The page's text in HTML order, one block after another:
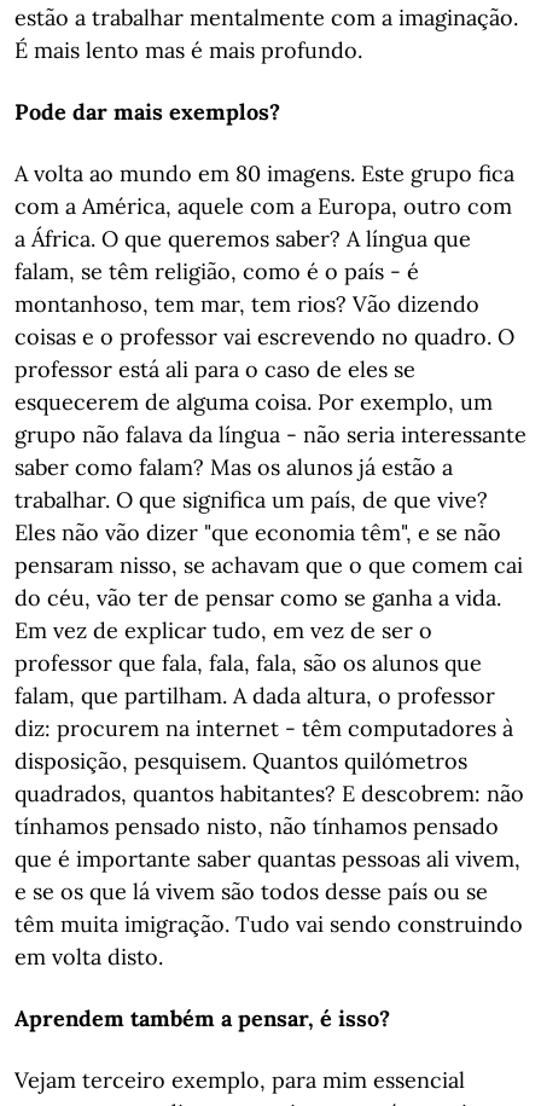
estão a trabalhar mentalmente com a imaginação.
É mais lento mas é mais profundo.
Pode dar mais exemplos?
A volta ao mundo em 80 imagens. Este grupo fica
com a América, aquele com a Europa, outro com
a África. O que queremos saber? A língua que
falam, se têm religião, como é o país - é
montanhoso, tem mar, tem rios? Vão dizendo
coisas e o professor vai escrevendo no quadro. O
professor está ali para o caso de eles se
esquecerem de alguma coisa. Por exemplo, um
grupo não falava da língua - não seria interessante
saber como falam? Mas os alunos já estão a
trabalhar. O que significa um país, de que vive?
Eles não vão dizer "que economia têm", e se não
pensaram nisso, se achavam que o que comem cai
do céu, vão ter de pensar como se ganha a vida.
Em vez de explicar tudo, em vez de ser o
professor que fala, fala, fala, são os alunos que
falam, que partilham. A dada altura, o professor
diz: procurem na internet - têm computadores à
disposição, pesquisem. Quantos quilómetros
quadrados, quantos habitantes? E descobrem: não
tínhamos pensado nisto, não tínhamos pensado
que é importante saber quantas pessoas ali vivem,
e se os que lá vivem são todos desse país ou se
têm muita imigração. Tudo vai sendo construindo
em volta disto.
Aprendem também a pensar, é isso?
Vejam terceiro exemplo, para mim essencial